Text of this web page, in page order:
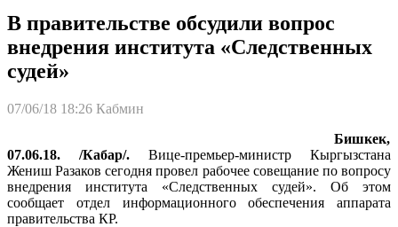
В правительстве обсудили вопрос
внедрения института «Следственных
судей»
07/06/18 18:26 Кабмин
Бишкек,
07.06.18. /Кабар/. Вице-премьер-министр Кыргызстана
Жениш Разаков сегодня провел рабочее совещание по вопросу
внедрения института «Следственных судей». Об этом
сообщает отдел информационного обеспечения аппарата
правительства КР.